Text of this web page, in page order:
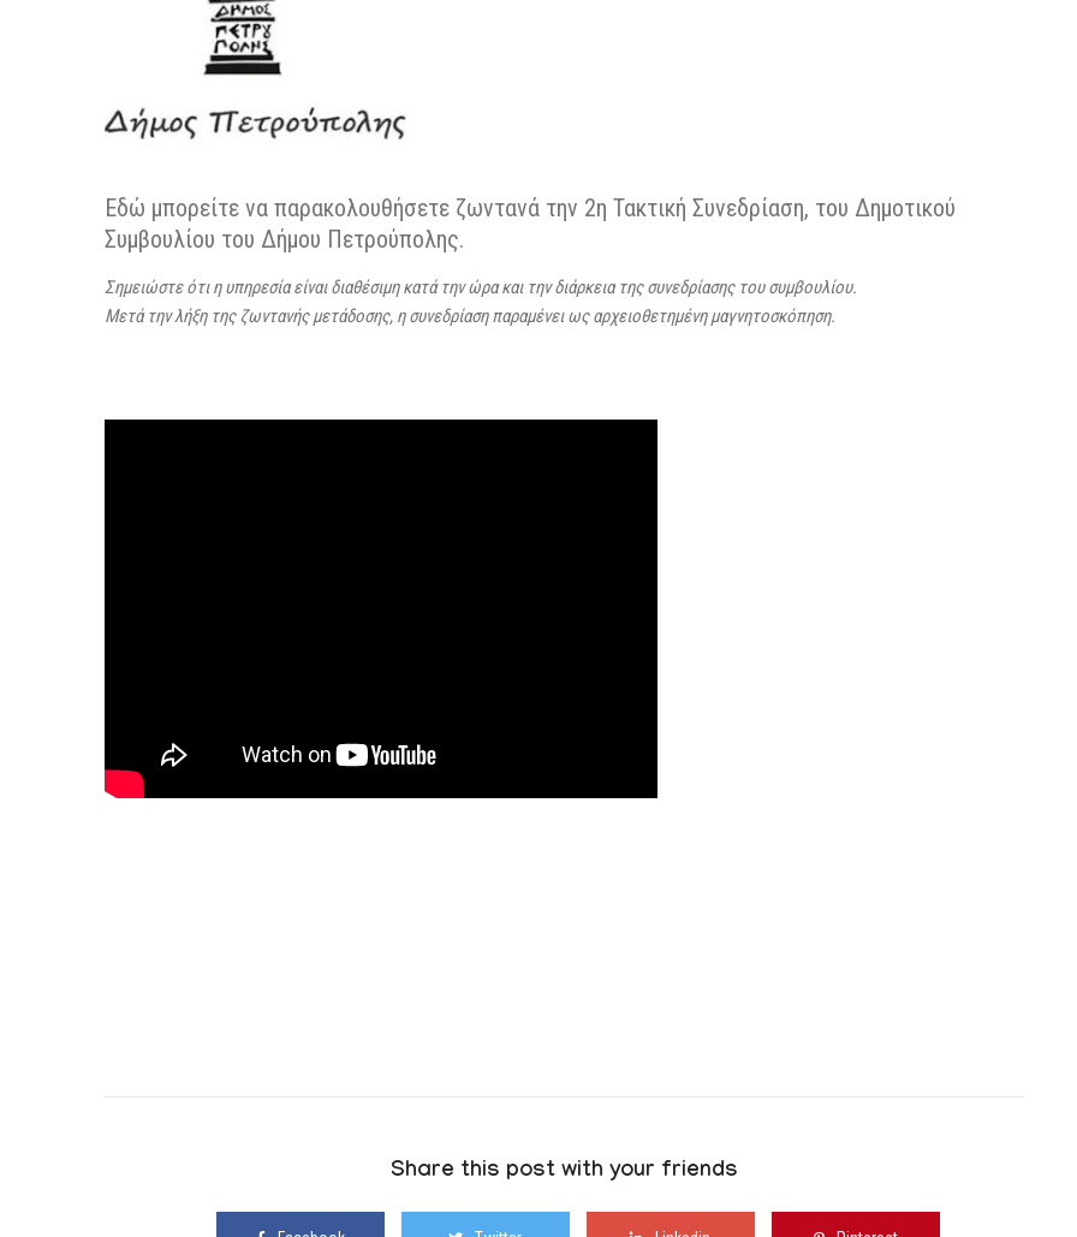
Εδώ μπορείτε να παρακολουθήσετε ζωντανά την 2η Τακτική Συνεδρίαση, του Δημοτικού
Συμβουλίου του Δήμου Πετρούπολης.
Σημειώστε ότι η υπηρεσία είναι διαθέσιμη κατά την ώρα και την διάρκεια της συνεδρίασης του συμβουλίου.
Μετά την λήξη της ζωντανής μετάδοσης, η συνεδρίαση παραμένει ως αρχειοθετημένη μαγνητοσκόπηση.
Share this post with your friends